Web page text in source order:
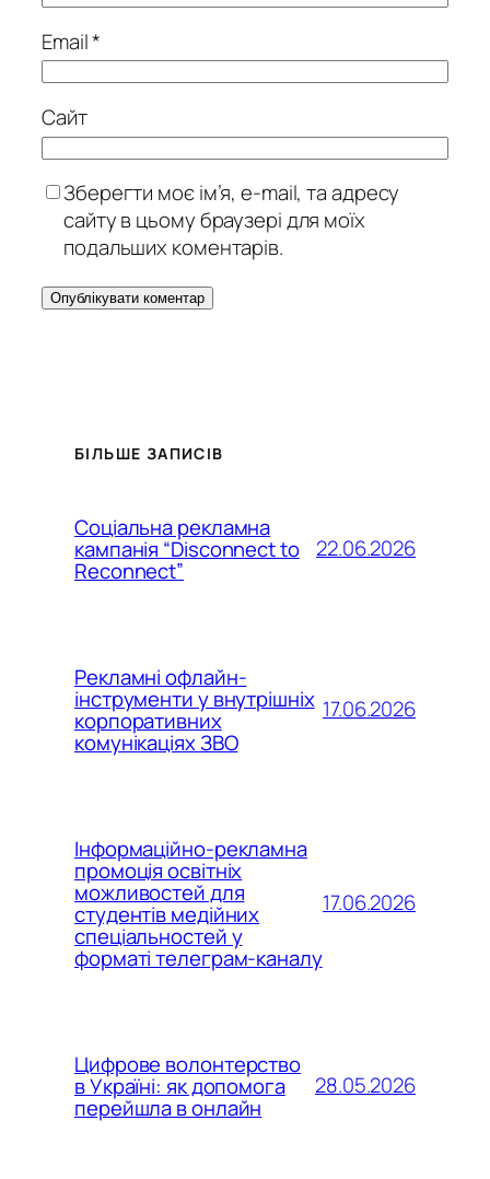
Email*
Сайт
Зберегти моє ім’я, e-mail, та адресу
сайту в цьому браузері для моїх
подальших коментарів.
БІЛЬШЕ ЗАПИСІВ
Соціальна рекламна
кампанія “Disconnect to
Reconnect”
22.06.2026
Рекламні офлайн-
інструменти у внутрішніх
корпоративних
комунікаціях ЗВО
17.06.2026
Інформаційно-рекламна
промоція освітніх
можливостей для
студентів медійних
спеціальностей у
форматі телеграм-каналу
17.06.2026
Цифрове волонтерство
в Україні: як допомога
перейшла в онлайн
28.05.2026